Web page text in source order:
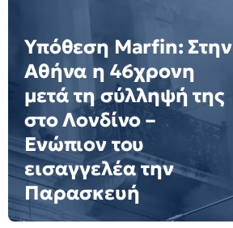
Υπόθεση Marfin: Στην
Αθήνα η 46χρονη
μετά τη σύλληψή της
στο Λονδίνο –
Ενώπιον του
εισαγγελέα την
Παρασκευή